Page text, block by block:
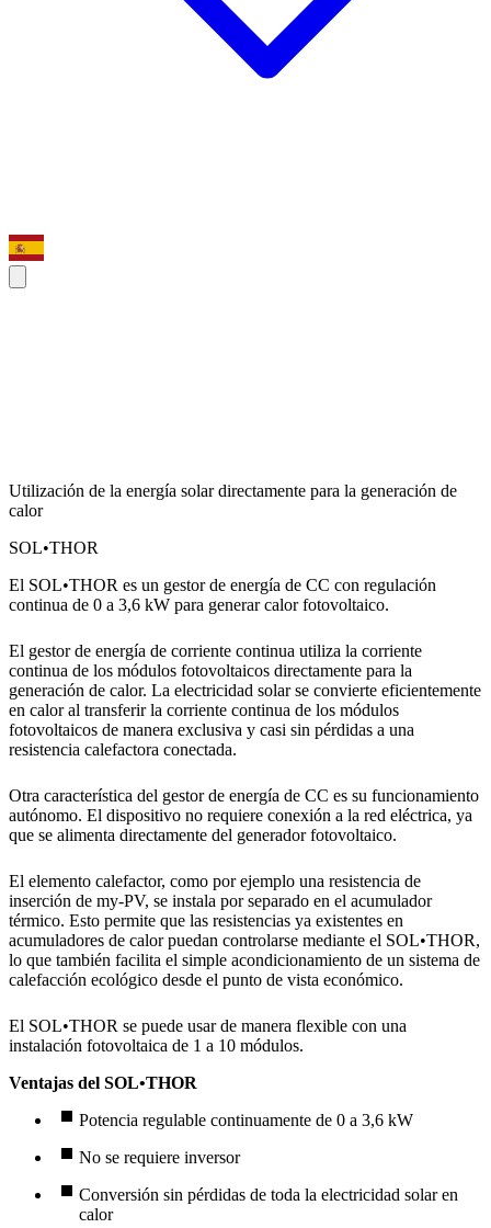
Utilización de la energía solar directamente para la generación de
calor
SOL•THOR
El SOL•THOR es un gestor de energía de CC con regulación
continua de 0 a 3,6 kW para generar calor fotovoltaico.
El gestor de energía de corriente continua utiliza la corriente
continua de los módulos fotovoltaicos directamente para la
generación de calor. La electricidad solar se convierte eficientemente
en calor al transferir la corriente continua de los módulos
fotovoltaicos de manera exclusiva y casi sin pérdidas a una
resistencia calefactora conectada.
Otra característica del gestor de energía de CC es su funcionamiento
autónomo. El dispositivo no requiere conexión a la red eléctrica, ya
que se alimenta directamente del generador fotovoltaico.
El elemento calefactor, como por ejemplo una resistencia de
inserción de my-PV, se instala por separado en el acumulador
térmico. Esto permite que las resistencias ya existentes en
acumuladores de calor puedan controlarse mediante el SOL•THOR,
lo que también facilita el simple acondicionamiento de un sistema de
calefacción ecológico desde el punto de vista económico.
El SOL•THOR se puede usar de manera flexible con una
instalación fotovoltaica de 1 a 10 módulos.
Ventajas del SOL•THOR
Potencia regulable continuamente de 0 a 3,6 kW
No se requiere inversor
Conversión sin pérdidas de toda la electricidad solar en
calor